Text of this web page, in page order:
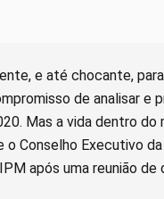
e até chocante,
de analisar e
Mas a vida dentro
Conselho Executivo
após uma reunião de